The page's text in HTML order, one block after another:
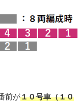
前が１０号車（１０